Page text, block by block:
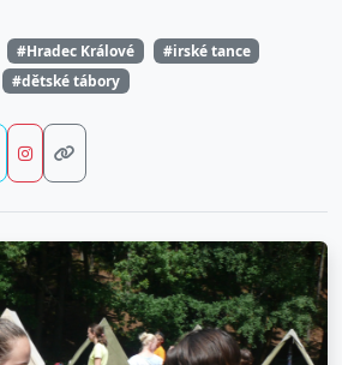
#Hradec Králové
#irské tance
#dětské tábory